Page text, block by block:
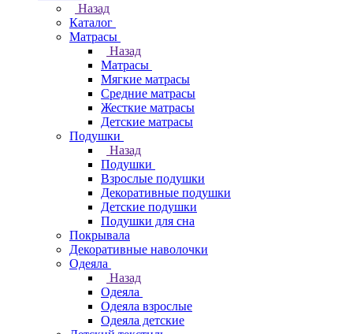
Назад
Каталог
Матрасы
Назад
Матрасы
Мягкие матрасы
Средние матрасы
Жесткие матрасы
Детские матрасы
Подушки
Назад
Подушки
Взрослые подушки
Декоративные подушки
Детские подушки
Подушки для сна
Покрывала
Декоративные наволочки
Одеяла
Назад
Одеяла
Одеяла взрослые
Одеяла детские